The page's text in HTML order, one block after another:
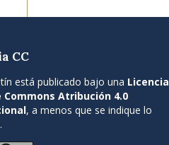
CC
está publicado bajo una Licencia
Commons Atribución 4.0
, a menos que se indique lo